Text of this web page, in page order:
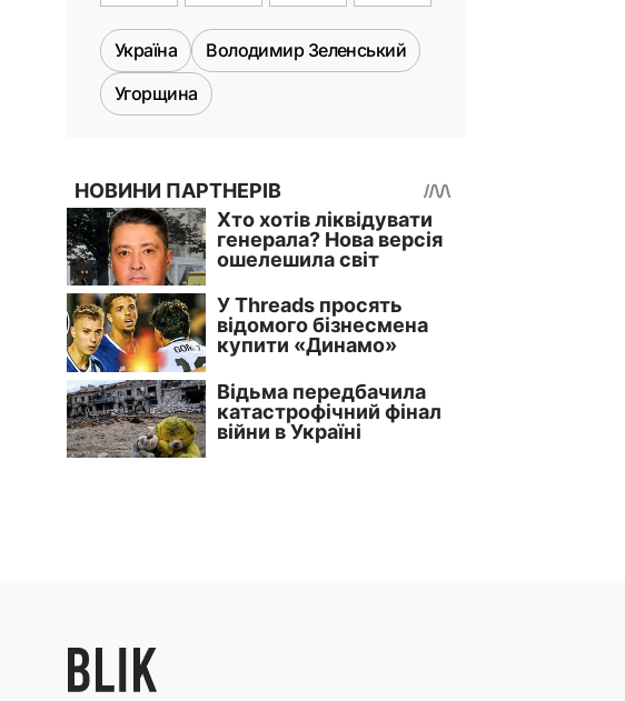
Україна
Володимир Зеленський
Угорщина